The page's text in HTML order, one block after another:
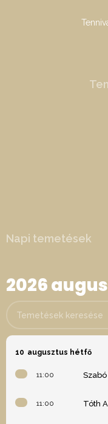
Napi temetések
2026
10 augusztus hétfő
11:00
11:00 Tóth